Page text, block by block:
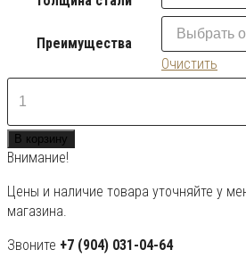
Преимущества
Очистить
Количество
товара
Сендвич
0,25
м
CRAFT
В корзину
Внимание!
Цены и наличие товара уточняйте у
магазина.
Звоните +7 (904) 031-04-64